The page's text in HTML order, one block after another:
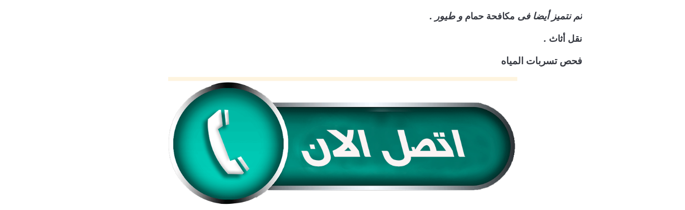
ثم نتميز أيضا فى مكافحة حمام و طيور .
نقل أثاث .
فحص تسربات المياه